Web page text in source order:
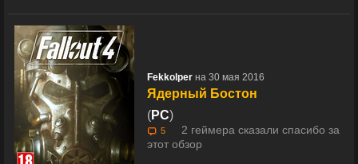
Fekkolper на 30 мая 2016
Ядерный Бостон
(PC)
5
2 геймера сказали спасибо за
этот обзор